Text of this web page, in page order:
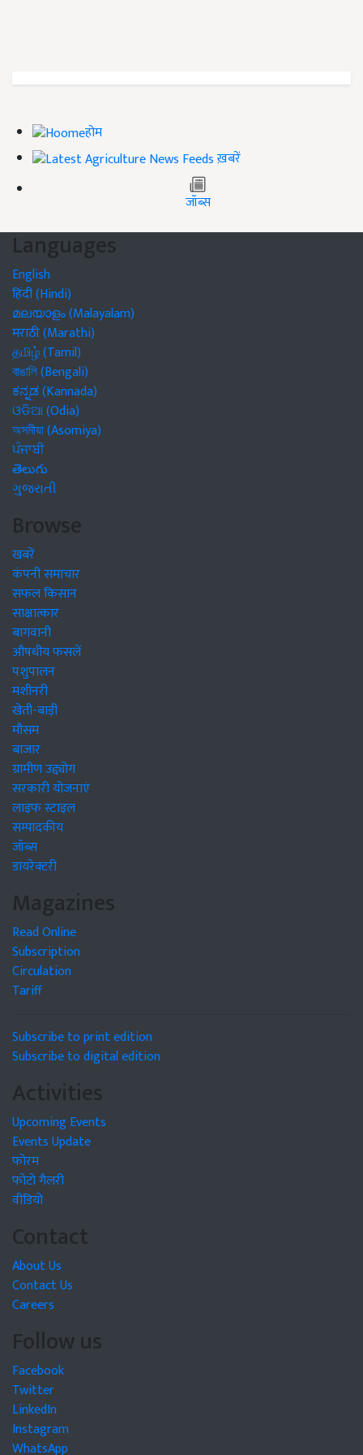
होम
ख़बरें
जॉब्स
Languages
English
हिंदी (Hindi)
മലയാളം (Malayalam)
मराठी (Marathi)
தமிழ் (Tamil)
বাঙালি (Bengali)
ಕನ್ನಡ (Kannada)
ଓଡିଆ (Odia)
অসমীয়া (Asomiya)
ਪੰਜਾਬੀ
తెలుగు
ગુજરાતી
Browse
खबरें
कंपनी समाचार
सफल किसान
साक्षात्कार
बागवानी
औषधीय फसलें
पशुपालन
मशीनरी
खेती-बाड़ी
मौसम
बाजार
ग्रामीण उद्द्योग
सरकारी योजनाएं
लाइफ स्टाइल
सम्पादकीय
जॉब्स
डायरेक्टरी
Magazines
Read Online
Subscription
Circulation
Tariff
Subscribe to print edition
Subscribe to digital edition
Activities
Upcoming Events
Events Update
फोरम
फोटो गैलरी
वीडियो
Contact
About Us
Contact Us
Careers
Follow us
Facebook
Twitter
LinkedIn
Instagram
WhatsApp